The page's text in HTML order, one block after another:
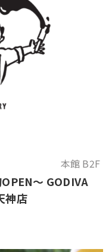
本館 B2F
～ GODIVA
神店